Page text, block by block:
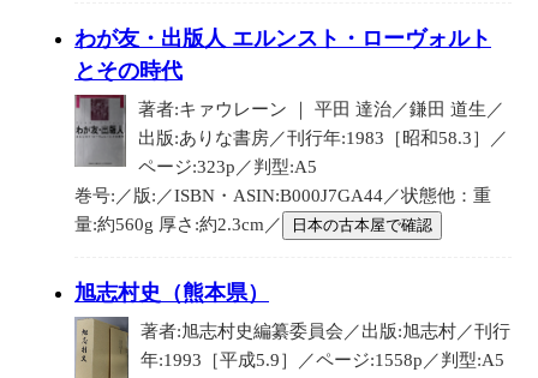
わが友・出版人 エルンスト・ローヴォルト
とその時代
著者:キァウレーン ｜ 平田 達治／鎌田 道生／
出版:ありな書房／刊行年:1983［昭和58.3］／
ページ:323p／判型:A5
巻号:／版:／ISBN・ASIN:B000J7GA44／状態他：重
量:約560g 厚さ:約2.3cm／
日本の古本屋で確認
旭志村史（熊本県）
著者:旭志村史編纂委員会／出版:旭志村／刊行
年:1993［平成5.9］／ページ:1558p／判型:A5